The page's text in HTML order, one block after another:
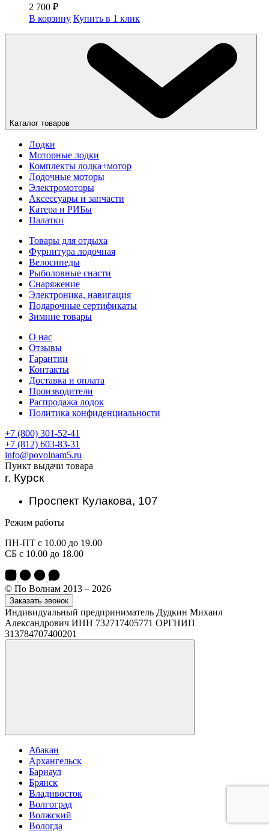
2 700 ₽
В корзину Купить в 1 клик
Каталог товаров
Лодки
Моторные лодки
Комплекты лодка+мотор
Лодочные моторы
Электромоторы
Аксессуары и запчасти
Катера и РИБы
Палатки
Товары для отдыха
Фурнитура лодочная
Велосипеды
Рыболовные снасти
Снаряжение
Электроника, навигация
Подарочные сертификаты
Зимние товары
О нас
Отзывы
Гарантии
Контакты
Доставка и оплата
Производители
Распродажа лодок
Политика конфиденциальности
+7 (800) 301-52-41
+7 (812) 603-83-31
info@povolnam5.ru
Пункт выдачи товара
г. Курск
Проспект Кулакова, 107
Режим работы
ПН-ПТ с 10.00 до 19.00
СБ с 10.00 до 18.00
© По Волнам 2013 – 2026
Заказать звонок
Индивидуальный предприниматель Дудкин Михаил
Александрович ИНН 732717405771 ОРГНИП
313784707400201
Абакан
Архангельск
Барнаул
Брянск
Владивосток
Волгоград
Волжский
Вологда